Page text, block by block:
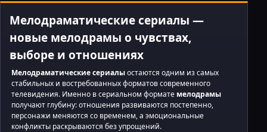
Мелодраматические сериалы —
новые мелодрамы о чувствах,
выборе и отношениях
Мелодраматические сериалыостаются одним из самых
стабильных и востребованных форматов современного
телевидения. Именно в сериальном формате мелодрамы
получают глубину: отношения развиваются постепенно,
персонажи меняются со временем, а эмоциональные
конфликты раскрываются без упрощений.